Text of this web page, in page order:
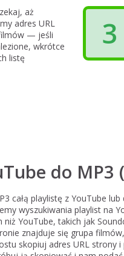
aż
adres URL
— jeśli
wkrótce
listę
3
do MP3
całą playlistę z YouTube
wyszukiwania playlist na
YouTube, takich jak
znajduje się grupa
skopiuj adres URL strony